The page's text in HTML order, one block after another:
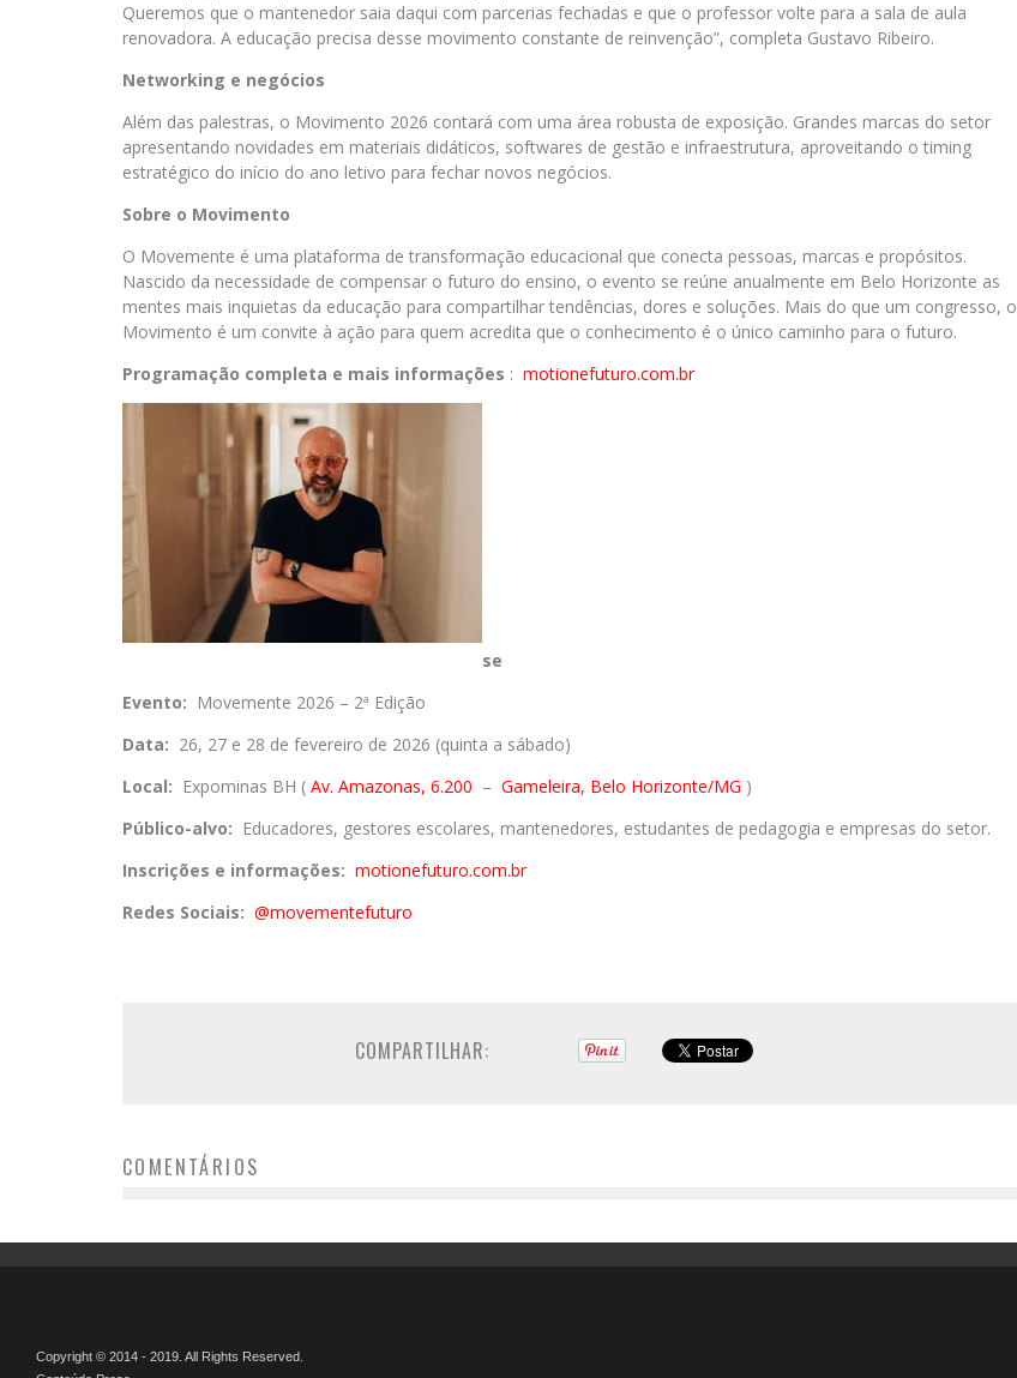
Queremos que o mantenedor saia daqui com parcerias fechadas e que o professor volte para a sala de aula
renovadora. A educação precisa desse movimento constante de reinvenção”, completa Gustavo Ribeiro.
Networking e negócios
Além das palestras, o Movimento 2026 contará com uma área robusta de exposição. Grandes marcas do setor
apresentando novidades em materiais didáticos, softwares de gestão e infraestrutura, aproveitando o timing
estratégico do início do ano letivo para fechar novos negócios.
Sobre o Movimento
O Movemente é uma plataforma de transformação educacional que conecta pessoas, marcas e propósitos.
Nascido da necessidade de compensar o futuro do ensino, o evento se reúne anualmente em Belo Horizonte as
mentes mais inquietas da educação para compartilhar tendências, dores e soluções. Mais do que um congresso, o
Movimento é um convite à ação para quem acredita que o conhecimento é o único caminho para o futuro.
Programação completa e mais informações : motionefuturo.com.br
se
Evento: Movemente 2026 – 2ª Edição
Data: 26, 27 e 28 de fevereiro de 2026 (quinta a sábado)
Local: Expominas BH ( Av. Amazonas, 6.200 – Gameleira, Belo Horizonte/MG )
Público-alvo: Educadores, gestores escolares, mantenedores, estudantes de pedagogia e empresas do setor.
Inscrições e informações: motionefuturo.com.br
Redes Sociais: @movementefuturo
COMPARTILHAR:
COMENTÁRIOS
Copyright © 2014 - 2019. All Rights Reserved.